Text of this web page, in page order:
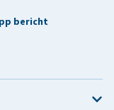
bericht